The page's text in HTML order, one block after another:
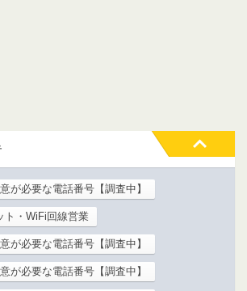
が必要な電話番号【調査中】
ト・WiFi回線営業
が必要な電話番号【調査中】
が必要な電話番号【調査中】